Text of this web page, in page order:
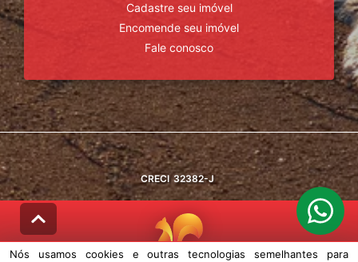
Cadastre seu imóvel
Encomende seu imóvel
Fale conosco
CRECI 32382-J
Nós usamos cookies e outras tecnologias semelhantes para